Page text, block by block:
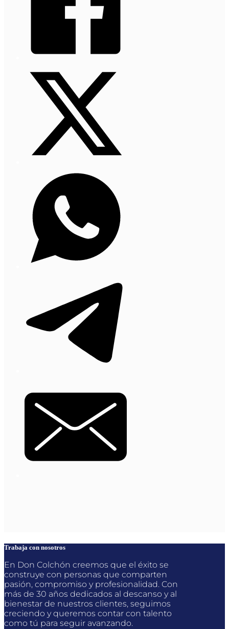
Trabaja con nosotros
En Don Colchón creemos que el éxito se
construye con personas que comparten
pasión, compromiso y profesionalidad. Con
más de 30 años dedicados al descanso y al
bienestar de nuestros clientes, seguimos
creciendo y queremos contar con talento
como tú para seguir avanzando.